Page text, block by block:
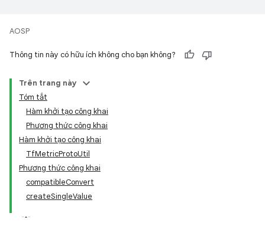
AOSP
Thông tin này có hữu ích không cho bạn không?
Trên trang này
Tóm tắt
Hàm khởi tạo công khai
Phương thức công khai
Hàm khởi tạo công khai
TfMetricProtoUtil
Phương thức công khai
compatibleConvert
createSingleValue